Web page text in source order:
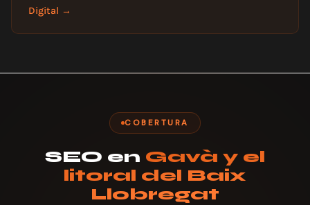
Digital →
COBERTURA
SEO en Gavà y el
litoral del Baix
Llobregat